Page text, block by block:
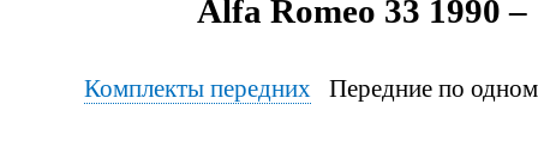
Alfa Romeo 33 1990 –
Комплекты переднихПередние по